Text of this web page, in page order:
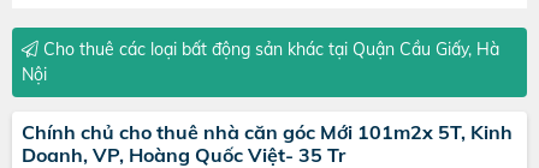
Cho thuê các loại bất động sản khác tại Quận Cầu Giấy, Hà
Nội
Chính chủ cho thuê nhà căn góc Mới 101m2x 5T, Kinh
Doanh, VP, Hoàng Quốc Việt- 35 Tr